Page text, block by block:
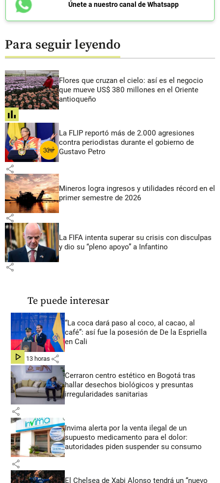
Únete a nuestro canal de Whatsapp
Para seguir leyendo
Flores que cruzan el cielo: así es el negocio
que mueve US$ 380 millones en el Oriente
antioqueño
share
La FLIP reportó más de 2.000 agresiones
contra periodistas durante el gobierno de
Gustavo Petro
share
Mineros logra ingresos y utilidades récord en el
primer semestre de 2026
share
La FIFA intenta superar su crisis con disculpas
y dio su “pleno apoyo” a Infantino
share
Te puede interesar
“La coca dará paso al coco, al cacao, al
café”: así fue la posesión de De la Espriella
en Cali
hace 13 horas share
Cerraron centro estético en Bogotá tras
hallar desechos biológicos y presuntas
irregularidades sanitarias
share
Invima alerta por la venta ilegal de un
supuesto medicamento para el dolor:
autoridades piden suspender su consumo
share
El Chelsea de Xabi Alonso tendrá un “nuevo